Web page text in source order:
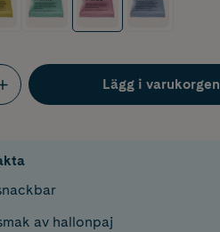
Lägg i varukorgen
av hallonpaj